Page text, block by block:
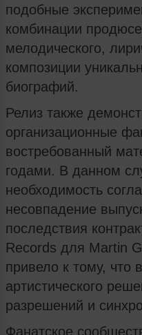
подобные
комбинации
мелодического,
композиции
биографий.
Релиз также
организационные
востребованный
годами. В данном
необходимость
несовпадение
последствия
Records для Martin
привело к тому, что
артистического
разрешений и
Фанатское